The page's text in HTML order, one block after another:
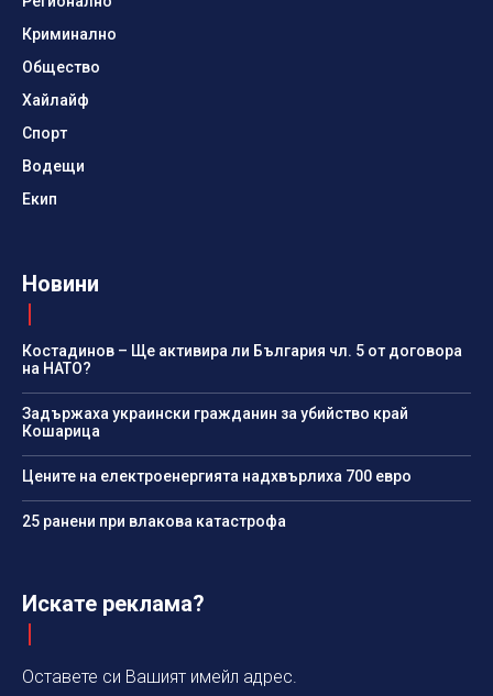
Криминално
Общество
Хайлайф
Спорт
Водещи
Екип
Новини
Костадинов – Ще активира ли България чл. 5 от договора
на НАТО?
Задържаха украински гражданин за убийство край
Кошарица
Цените на електроенергията надхвърлиха 700 евро
25 ранени при влакова катастрофа
Искате реклама?
Оставете си Вашият имейл адрес.